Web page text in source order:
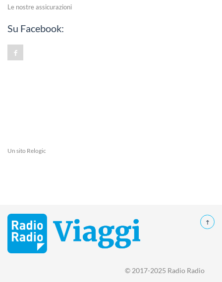
Le nostre assicurazioni
Su Facebook:
Un sito Relogic
© 2017-2025 Radio Radio